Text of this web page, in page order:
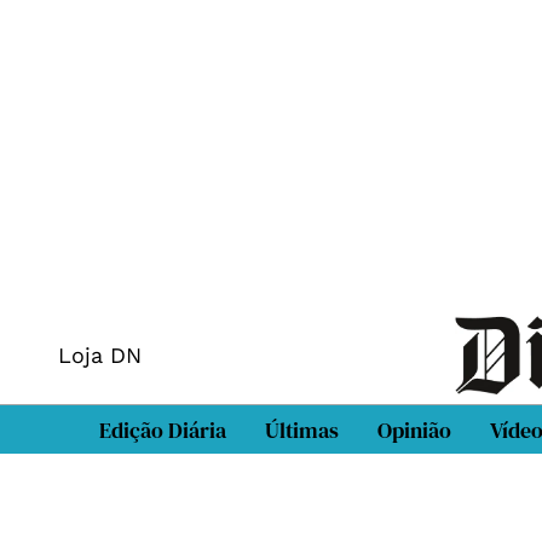
Loja DN
Edição Diária Últimas Opinião